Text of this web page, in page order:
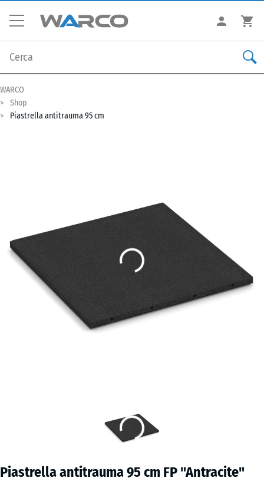
WARCO
Shop
Piastrella antitrauma 95 cm
Piastrella antitrauma 95 cm FP "Antracite"